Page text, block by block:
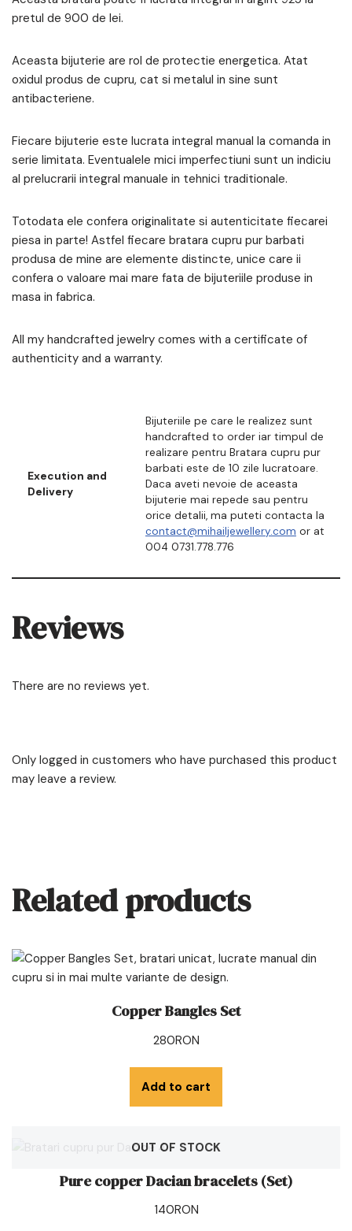
pretul de 900 de lei.
Aceasta bijuterie are rol de protectie energetica. Atat
oxidul produs de cupru, cat si metalul in sine sunt
antibacteriene.
Fiecare bijuterie este lucrata integral manual la comanda in
serie limitata. Eventualele mici imperfectiuni sunt un indiciu
al prelucrarii integral manuale in tehnici traditionale.
Totodata ele confera originalitate si autenticitate fiecarei
piesa in parte! Astfel fiecare bratara cupru pur barbati
produsa de mine are elemente distincte, unice care ii
confera o valoare mai mare fata de bijuteriile produse in
masa in fabrica.
All my handcrafted jewelry comes with a certificate of
authenticity and a warranty.
Execution and
Delivery
Bijuteriile pe care le realizez sunt
handcrafted to order iar timpul de
realizare pentru Bratara cupru pur
barbati este de 10 zile lucratoare.
Daca aveti nevoie de aceasta
bijuterie mai repede sau pentru
orice detalii, ma puteti contacta la
contact@mihailjewellery.com or at
004 0731.778.776
Reviews
There are no reviews yet.
Only logged in customers who have purchased this product
may leave a review.
Related products
Copper Bangles Set
280RON
Add to cart
OUT OF STOCK
Pure copper Dacian bracelets (Set)
140RON